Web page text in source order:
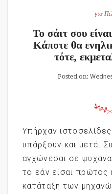
για
Το σάιτ σου
Κάποτε θα
τότε,
Posted on:
Υπήρχαν
υπάρξουν και μετά.
αγχώνεσαι σε
το εάν είσαι πρώτος
κατάταξη των